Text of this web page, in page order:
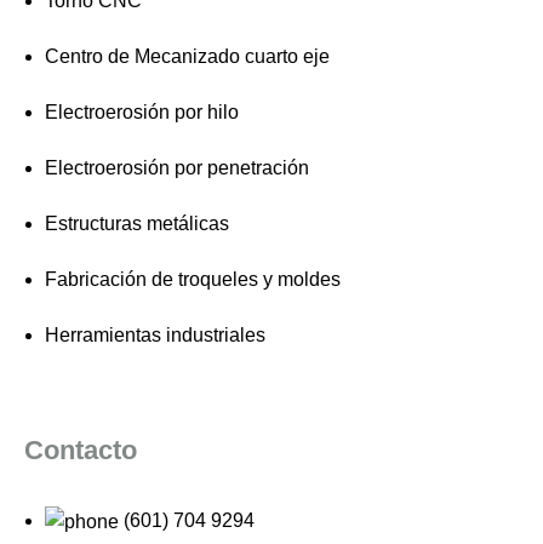
Centro de Mecanizado cuarto eje
Electroerosión por hilo
Electroerosión por penetración
Estructuras metálicas
Fabricación de troqueles y moldes
Herramientas industriales
Contacto
(601) 704 9294